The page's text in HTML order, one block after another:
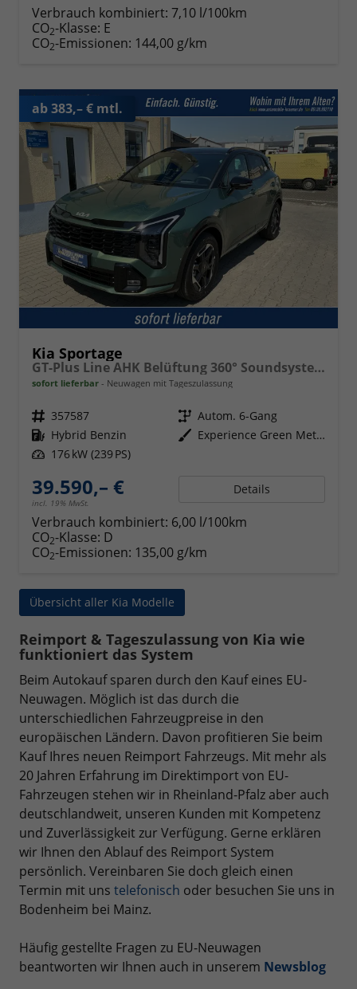
Verbrauch kombiniert: 7,10 l/100km
CO2-Klasse: E
CO2-Emissionen: 144,00 g/km
ab 383,– € mtl.
Kia Sportage
GT-Plus Line AHK Belüftung 360° Soundsystem
sofort lieferbar Neuwagen mit Tageszulassung
Fahrzeugnr. 357587 Getriebe Autom. 6-Gang
Kraftstoff Hybrid Benzin Außenfarbe
Experience Green Metallic / Black Pearl
Leistung 176 kW (239 PS)
39.590,– €
incl. 19% MwSt.
Details
Verbrauch kombiniert: 6,00 l/100km
CO2-Klasse: D
CO2-Emissionen: 135,00 g/km
Übersicht aller Kia Modelle
Reimport & Tageszulassung von Kia wie
funktioniert das System
Beim Autokauf sparen durch den Kauf eines EU-
Neuwagen. Möglich ist das durch die
unterschiedlichen Fahrzeugpreise in den
europäischen Ländern. Davon profitieren Sie beim
Kauf Ihres neuen Reimport Fahrzeugs. Mit mehr als
20 Jahren Erfahrung im Direktimport von EU-
Fahrzeugen stehen wir in Rheinland-Pfalz aber auch
deutschlandweit, unseren Kunden mit Kompetenz
und Zuverlässigkeit zur Verfügung. Gerne erklären
wir Ihnen den Ablauf des Reimport System
persönlich. Vereinbaren Sie doch gleich einen
Termin mit uns telefonisch oder besuchen Sie uns in
Bodenheim bei Mainz.
Häufig gestellte Fragen zu EU-Neuwagen
beantworten wir Ihnen auch in unserem Newsblog